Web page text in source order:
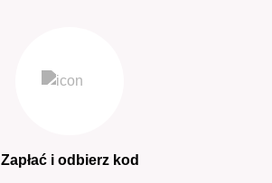
Zapłać i odbierz kod